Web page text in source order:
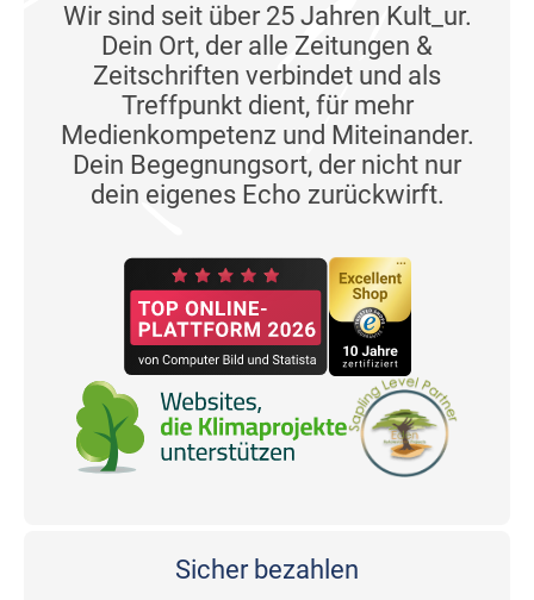
Wir sind seit über 25 Jahren Kult_ur.
Dein Ort, der alle Zeitungen &
Zeitschriften verbindet und als
Treffpunkt dient, für mehr
Medienkompetenz und Miteinander.
Dein Begegnungsort, der nicht nur
dein eigenes Echo zurückwirft.
Sicher bezahlen